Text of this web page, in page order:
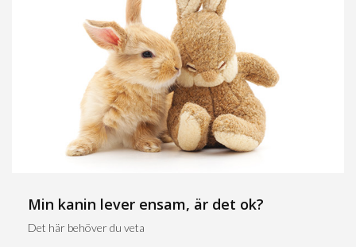
Min kanin lever ensam, är det ok?
Det här behöver du veta